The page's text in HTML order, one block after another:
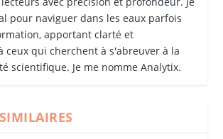
pour naviguer dans les eaux parfois
apportant clarté et
ceux qui cherchent à s'abreuver à la
scientifique. Je me nomme Analytix.